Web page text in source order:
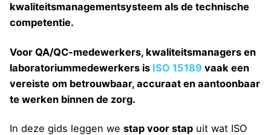
kwaliteitsmanagementsysteem als de technische
competentie.
Voor QA/QC-medewerkers, kwaliteitsmanagers en
laboratoriummedewerkers is ISO 15189 vaak een
vereiste om betrouwbaar, accuraat en aantoonbaar
te werken binnen de zorg.
In deze gids leggen we stap voor stap uit wat ISO